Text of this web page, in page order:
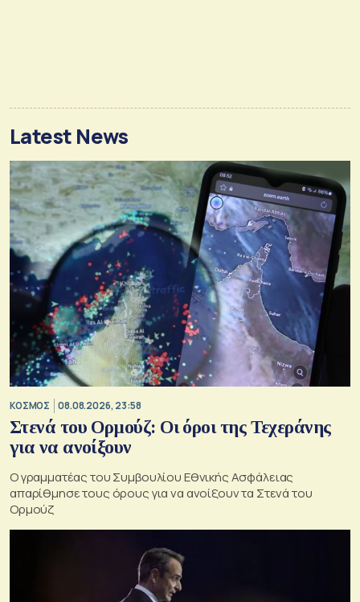
Latest News
ΚΟΣΜΟΣ 08.08.2026, 23:58
Στενά του Ορμούζ: Οι όροι της Τεχεράνης
για να ανοίξουν
Ο γραμματέας του Συμβουλίου Εθνικής Ασφάλειας
απαρίθμησε τους όρους για να ανοίξουν τα Στενά του
Ορμούζ